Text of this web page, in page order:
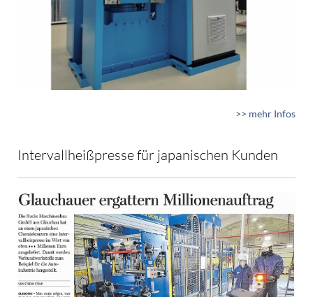
>> mehr Infos
Intervallheißpresse für japanischen Kunden